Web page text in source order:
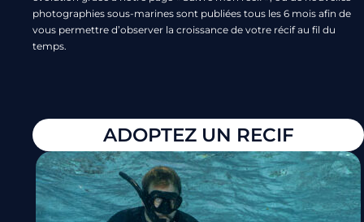
photographies sous-marines sont publiées tous les 6 mois afin de
vous permettre d’observer la croissance de votre récif au fil du
temps.
ADOPTEZ UN RECIF